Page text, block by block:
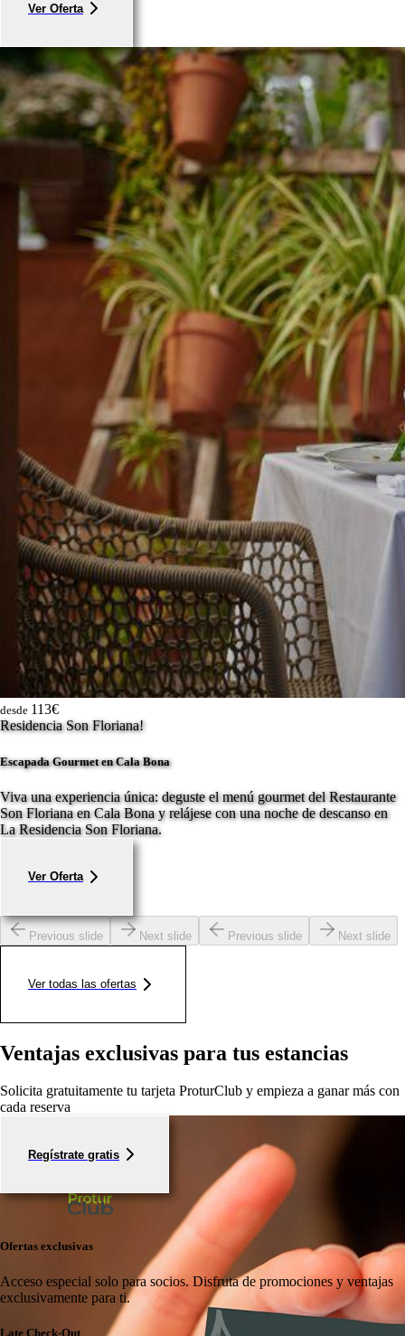
Ver Oferta
desde 113€
Residencia Son Floriana!
Escapada Gourmet en Cala Bona
Viva una experiencia única: deguste el menú gourmet del Restaurante
Son Floriana en Cala Bona y relájese con una noche de descanso en
La Residencia Son Floriana.
Ver Oferta
Previous slide Next slide Previous slide Next slide
Ver todas las ofertas
Ventajas exclusivas para tus estancias
Solicita gratuitamente tu tarjeta ProturClub y empieza a ganar más con
cada reserva
Regístrate gratis
Ofertas exclusivas
Acceso especial solo para socios. Disfruta de promociones y ventajas
exclusivamente para ti.
Late Check-Out